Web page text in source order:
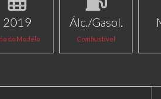
2019
do Modelo
Álc./Gasol.
Combustível